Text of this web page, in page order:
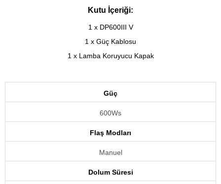
Kutu İçeriği:
1 x DP600III V
1 x Güç Kablosu
1 x Lamba Koruyucu Kapak
Güç
600Ws
Flaş Modları
Manuel
Dolum Süresi